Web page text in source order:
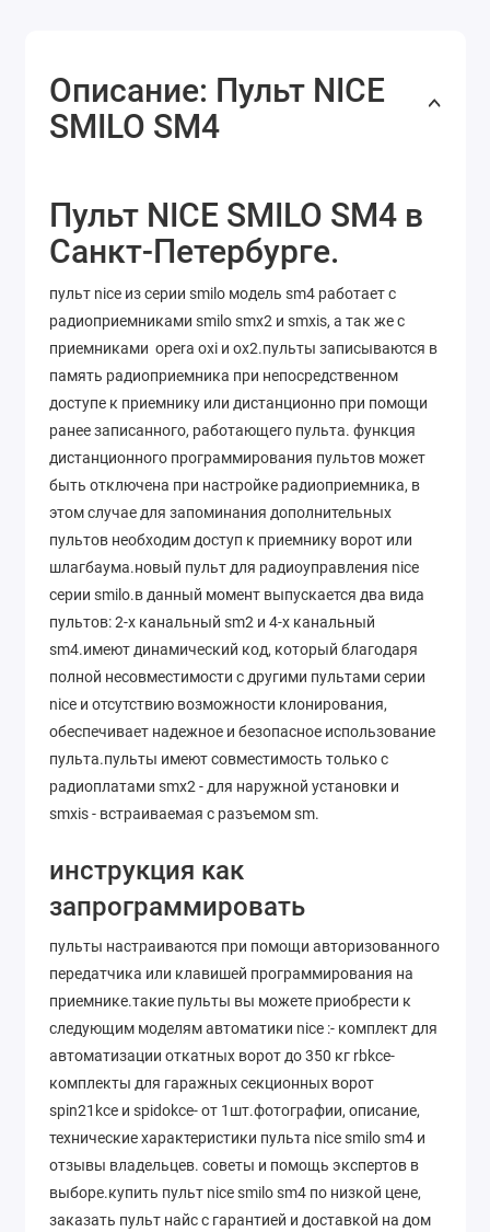
Описание: Пульт NICE
SMILO SM4
Пульт NICE SMILO SM4 в
Санкт-Петербурге.
пульт nice из серии smilo модель sm4 работает с
радиоприемниками smilo smx2 и smxis, а так же с
приемниками opera oxi и ox2.пульты записываются в
память радиоприемника при непосредственном
доступе к приемнику или дистанционно при помощи
ранее записанного, работающего пульта. функция
дистанционного программирования пультов может
быть отключена при настройке радиоприемника, в
этом случае для запоминания дополнительных
пультов необходим доступ к приемнику ворот или
шлагбаума.новый пульт для радиоуправления nice
серии smilo.в данный момент выпускается два вида
пультов: 2-х канальный sm2 и 4-х канальный
sm4.имеют динамический код, который благодаря
полной несовместимости с другими пультами серии
nice и отсутствию возможности клонирования,
обеспечивает надежное и безопасное использование
пульта.пульты имеют совместимость только с
радиоплатами smx2 - для наружной установки и
smxis - встраиваемая с разъемом sm.
инструкция как
запрограммировать
пульты настраиваются при помощи авторизованного
передатчика или клавишей программирования на
приемнике.такие пульты вы можете приобрести к
следующим моделям автоматики nice :- комплект для
автоматизации откатных ворот до 350 кг rbkce-
комплекты для гаражных секционных ворот
spin21kce и spidokce- от 1шт.фотографии, описание,
технические характеристики пульта nice smilo sm4 и
отзывы владельцев. советы и помощь экспертов в
выборе.купить пульт nice smilo sm4 по низкой цене,
заказать пульт найс с гарантией и доставкой на дом